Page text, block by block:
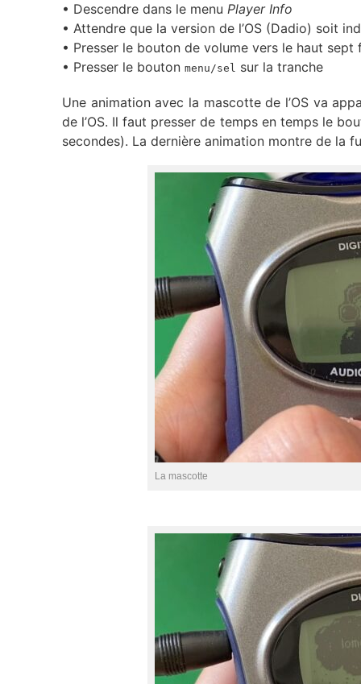
• Descendre dans le menu Player Info
• Attendre que la version de l’OS (Dadio) soit
• Presser le bouton de volume vers le haut sept
• Presser le bouton menu/sel sur la tranche
Une animation avec la mascotte de l’OS va
de l’OS. Il faut presser de temps en temps le
secondes). La dernière animation montre de la
La mascotte